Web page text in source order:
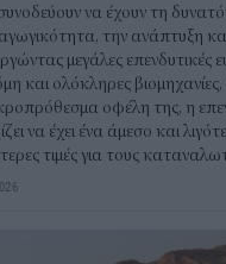
να έχουν τη
την ανάπτυξη
μεγάλες επενδυτικές
και ολόκληρες
οφέλη της, η
να έχει ένα άμεσο και
τιμές για τους